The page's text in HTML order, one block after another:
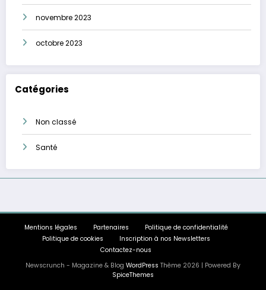
novembre 2023
octobre 2023
Catégories
Non classé
Santé
Mentions légales Partenaires
Politique de confidentialité
Politique de cookies
Inscription à nos Newsletters
Contactez-nous
Newscrunch - Magazine & Blog WordPress Thème 2026 | Powered By
SpiceThemes